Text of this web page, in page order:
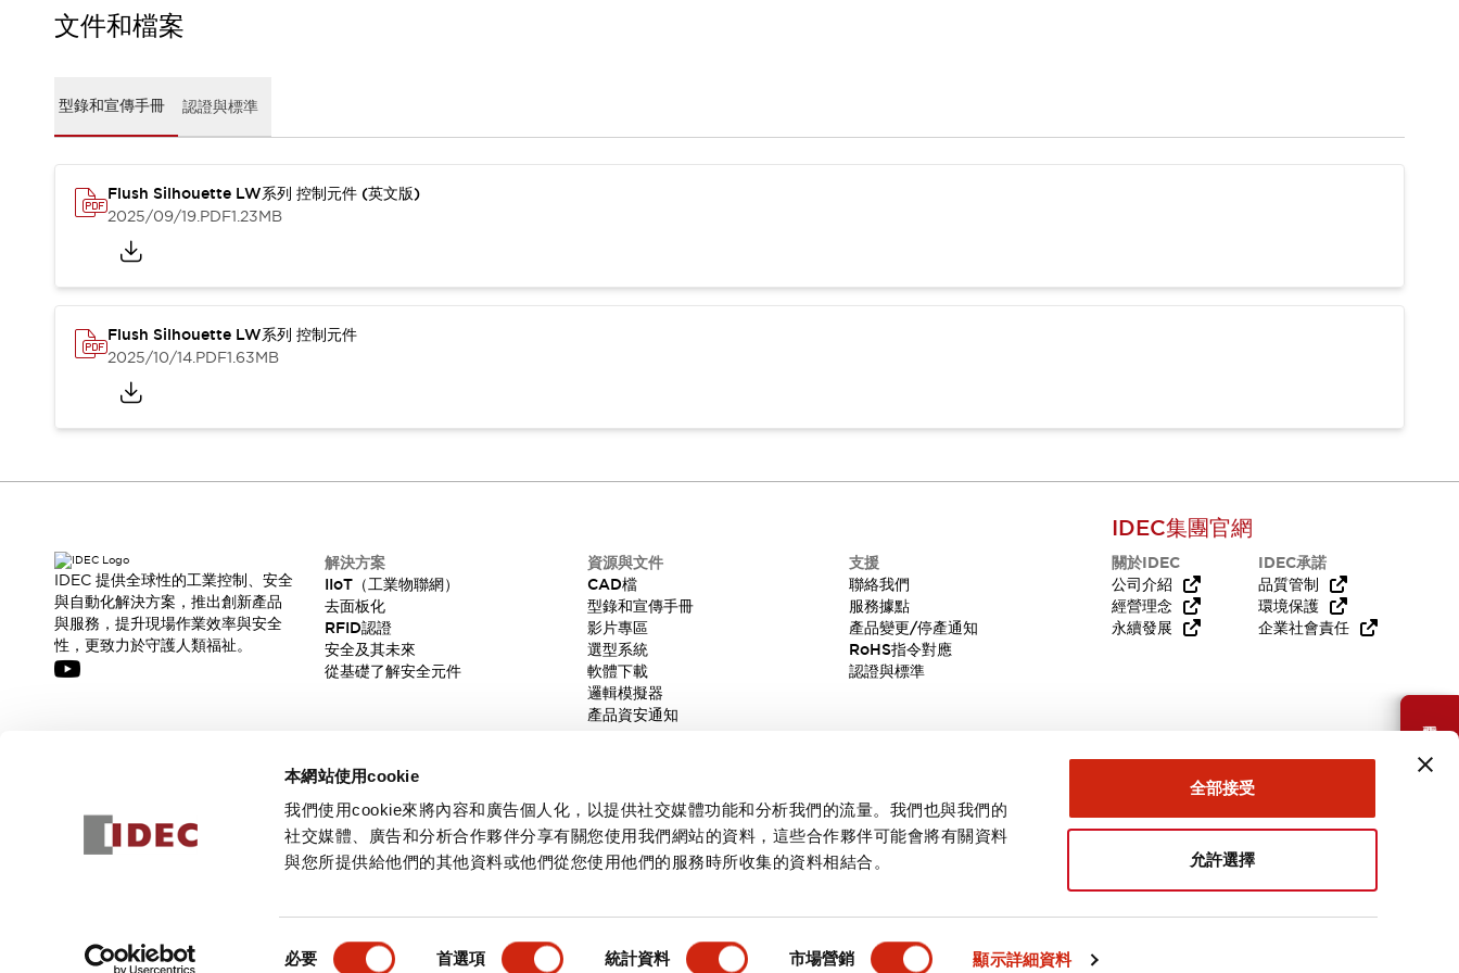
本網站使用cookie
我們使用cookie來將內容和廣告個人化，以提供社交媒體功能和分析我們的流量。我們也與我們的
社交媒體、廣告和分析合作夥伴分享有關您使用我們網站的資料，這些合作夥伴可能會將有關資料
與您所提供給他們的其他資料或他們從您使用他們的服務時所收集的資料相結合。
必要 首選項 統計資料 市場營銷 顯示詳細資料
全部接受
允許選擇
型錄和宣傳手冊
軟體下載
邏輯模擬器
產品資安通知
服務據點
產品變更/停產通知
需要幫助嗎？
文件和檔案
型錄和宣傳手冊 認證與標準
Flush Silhouette LW系列 控制元件 (英文版)
2025/09/19.PDF1.23MB
Flush Silhouette LW系列 控制元件
2025/10/14.PDF1.63MB
產品詳情 主要特點 規格 文件和檔案
IDEC 提供全球性的工業控制、安全
與自動化解決方案，推出創新產品
與服務，提升現場作業效率與安全
性，更致力於守護人類福祉。
解決方案
IIoT（工業物聯網）
去面板化
RFID認證
安全及其未來
從基礎了解安全元件
資源與文件
CAD檔
型錄和宣傳手冊
影片專區
選型系統
軟體下載
邏輯模擬器
產品資安通知
支援
聯絡我們
服務據點
產品變更/停產通知
RoHS指令對應
認證與標準
IDEC集團官網
關於IDEC
公司介紹
經營理念
永續發展
IDEC承諾
品質管制
環境保護
企業社會責任
訂閱
隱私權政策使用條款 台灣